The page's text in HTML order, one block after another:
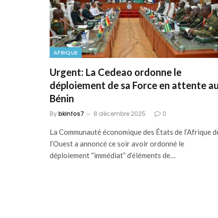
AFRIQUE
Urgent: La Cedeao ordonne le
déploiement de sa Force en attente
Bénin
Bybkinfos7 8 décembre 2025 0
La Communauté économique des États de l’Afrique
l’Ouest a annoncé ce soir avoir ordonné le
déploiement “immédiat” d’éléments de…